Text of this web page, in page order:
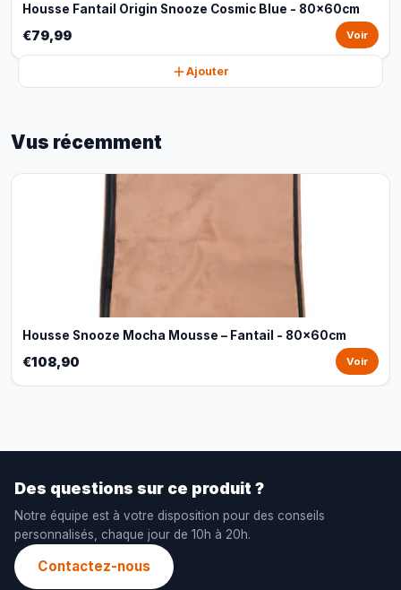
Housse Fantail Origin Snooze Cosmic Blue - 80x60cm
€79,99 Voir
Ajouter
Vus récemment
Housse Snooze Mocha Mousse – Fantail - 80x60cm
€108,90 Voir
Des questions sur ce produit ?
Notre équipe est à votre disposition pour des conseils
personnalisés, chaque jour de 10h à 20h.
Contactez-nous